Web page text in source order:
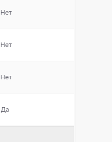
Нет
Нет
Нет
Да